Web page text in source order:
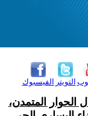
الفيسبوك التويتر
الحوار المتمدن،